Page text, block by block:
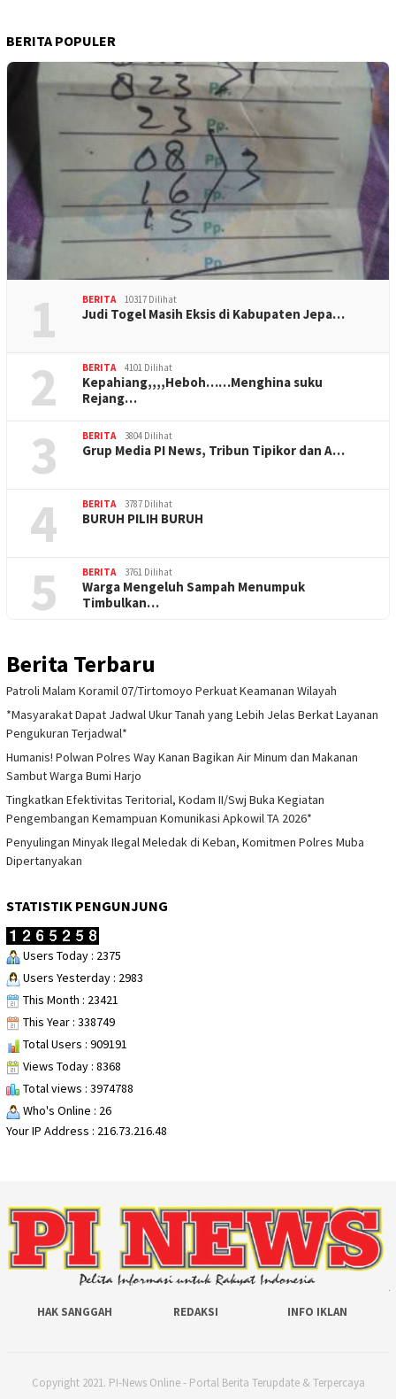
BERITA POPULER
1 BERITA 10317 Dilihat
Judi Togel Masih Eksis di Kabupaten Jepa…
2 BERITA 4101 Dilihat
Kepahiang,,,,Heboh……Menghina suku
Rejang…
3 BERITA 3804 Dilihat
Grup Media PI News, Tribun Tipikor dan A…
4 BERITA 3787 Dilihat
BURUH PILIH BURUH
5 BERITA 3761 Dilihat
Warga Mengeluh Sampah Menumpuk
Timbulkan…
Berita Terbaru
Patroli Malam Koramil 07/Tirtomoyo Perkuat Keamanan Wilayah
*Masyarakat Dapat Jadwal Ukur Tanah yang Lebih Jelas Berkat Layanan
Pengukuran Terjadwal*
Humanis! Polwan Polres Way Kanan Bagikan Air Minum dan Makanan
Sambut Warga Bumi Harjo
Tingkatkan Efektivitas Teritorial, Kodam II/Swj Buka Kegiatan
Pengembangan Kemampuan Komunikasi Apkowil TA 2026*
Penyulingan Minyak Ilegal Meledak di Keban, Komitmen Polres Muba
Dipertanyakan
STATISTIK PENGUNJUNG
Users Today : 2375
Users Yesterday : 2983
This Month : 23421
This Year : 338749
Total Users : 909191
Views Today : 8368
Total views : 3974788
Who's Online : 26
Your IP Address : 216.73.216.48
HAK SANGGAH REDAKSI INFO IKLAN
Copyright 2021. PI-News Online - Portal Berita Terupdate & Terpercaya